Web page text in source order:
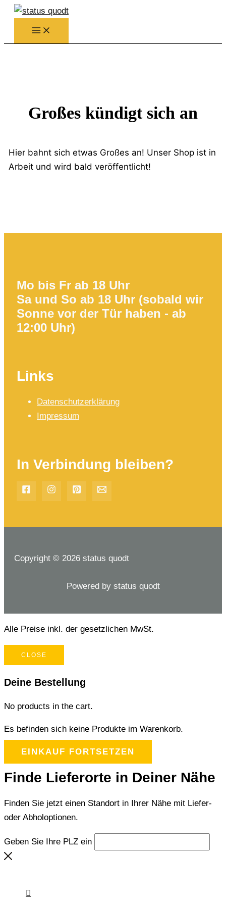
Zum
Inhalt
springen
Großes kündigt sich an
Hier bahnt sich etwas Großes an! Unser Shop ist in
Arbeit und wird bald veröffentlicht!
Mo bis Fr ab 18 Uhr
Sa und So ab 18 Uhr (sobald wir
Sonne vor der Tür haben - ab
12:00 Uhr)
Links
Datenschutzerklärung
Impressum
In Verbindung bleiben?
Copyright © 2026 status quodt
Powered by status quodt
Alle Preise inkl. der gesetzlichen MwSt.
CLOSE
Deine Bestellung
No products in the cart.
Es befinden sich keine Produkte im Warenkorb.
EINKAUF FORTSETZEN
Finde Lieferorte in Deiner Nähe
Finden Sie jetzt einen Standort in Ihrer Nähe mit Liefer-
oder Abholoptionen.
Geben Sie Ihre PLZ ein